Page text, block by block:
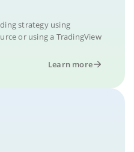
strategy using
or using a TradingView
Learn more